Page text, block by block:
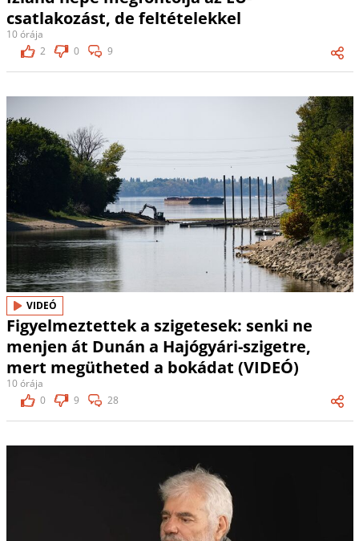
csatlakozást, de feltételekkel
10 órája
2
0 9
VIDEÓ
Figyelmeztettek a szigetesek: senki ne
menjen át Dunán a Hajógyári-szigetre,
mert megütheted a bokádat (VIDEÓ)
10 órája
0
9 28